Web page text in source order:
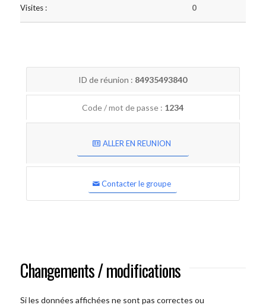
Visites : 0
ID de réunion : 84935493840
Code / mot de passe : 1234
ALLER EN REUNION
Contacter le groupe
Changements / modifications
Si les données affichées ne sont pas correctes ou